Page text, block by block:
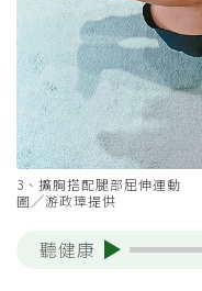
3、擴胸搭配腿部屈伸運動
圖╱游政璋提供
聽健康